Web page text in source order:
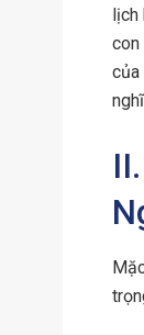
con
của